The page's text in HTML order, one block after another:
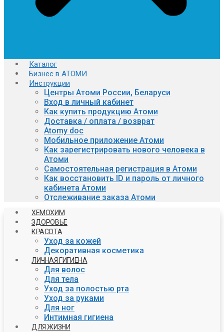
Каталог
Бизнес в АТОМИ
Инструкции
Центры Атоми России, Беларуси
Вход в личный кабинет
Как купить продукцию Атоми
Доставка / оплата / возврат
Atomy doc
Мобильное приложение Атоми
Как зарегистрировать нового человека в
Атоми
Самостоятельная регистрация в Атоми
Как восстановить ID и пароль от личного
кабинета Атоми
Отслеживание заказа Атоми
ХЕМОХИМ
ЗДОРОВЬЕ
КРАСОТА
Уход за кожей
Декоративная косметика
ЛИЧНАЯ ГИГИЕНА
Для волос
Для тела
Уход за полостью рта
Уход за руками
Для ног
Интимная гигиена
ДЛЯ ЖИЗНИ